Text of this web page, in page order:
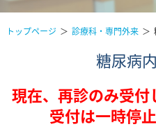
トップページ 診療科・専門外来
糖尿病
現在、再診のみ受付
受付は一時停